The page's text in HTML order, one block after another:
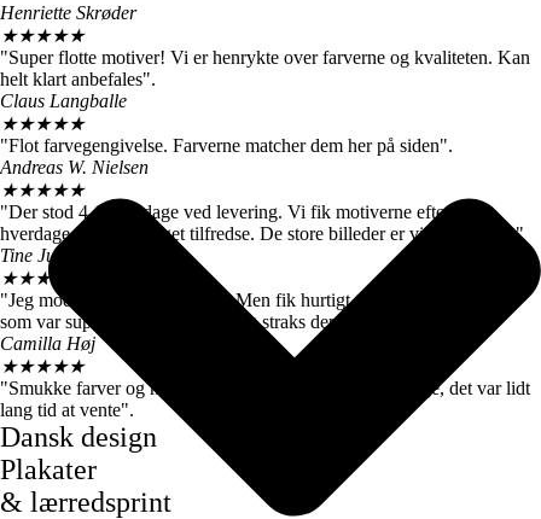
Henriette Skrøder
★★★★★
"Super flotte motiver! Vi er henrykte over farverne og kvaliteten. Kan
helt klart anbefales".
Claus Langballe
★★★★★
"Flot farvegengivelse. Farverne matcher dem her på siden".
Andreas W. Nielsen
★★★★★
"Der stod 4-6 hverdage ved levering. Vi fik motiverne efter 3
hverdage, så vi er meget tilfredse. De store billeder er virkelig flotte."
Tine Juul
★★★
"Jeg modtog en forkert plakat. Men fik hurtigt talt med kundeservice
som var super søde og sendte mig straks den rigtige".
Camilla Høj
★★★★★
"Smukke farver og motiver, de kom dog først efter 7 dage, det var lidt
lang tid at vente".
Dansk design
Plakater
& lærredsprint